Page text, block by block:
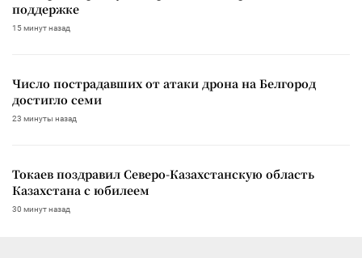
поддержке
15 минут назад
Число пострадавших от атаки дрона на Белгород
достигло семи
23 минуты назад
Токаев поздравил Северо-Казахстанскую область
Казахстана с юбилеем
30 минут назад